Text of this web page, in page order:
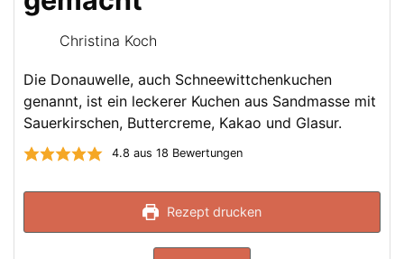
Christina Koch
Die Donauwelle, auch Schneewittchenkuchen
genannt, ist ein leckerer Kuchen aus Sandmasse mit
Sauerkirschen, Buttercreme, Kakao und Glasur.
4.8 aus 18 Bewertungen
Rezept drucken